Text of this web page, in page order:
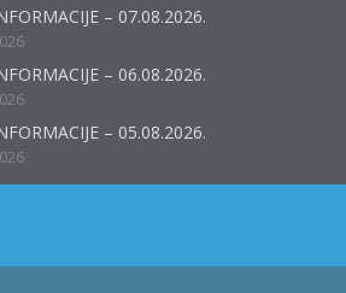
– 07.08.2026.
– 06.08.2026.
– 05.08.2026.